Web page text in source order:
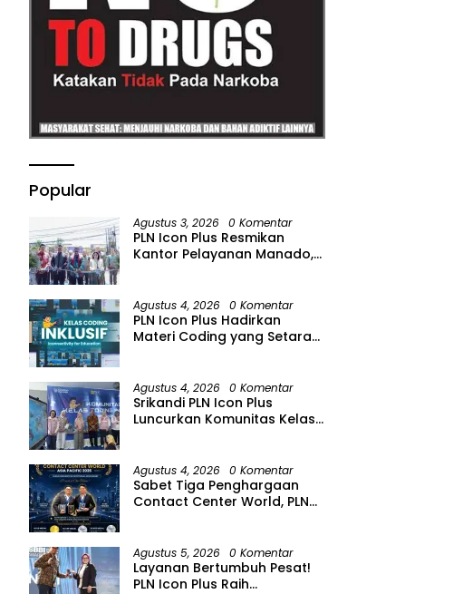
Popular
Agustus 3, 2026 0 Komentar
PLN Icon Plus Resmikan
Kantor Pelayanan Manado,
Agustus 4, 2026 0 Komentar
PLN Icon Plus Hadirkan
Materi Coding yang Setara
Agustus 4, 2026 0 Komentar
Srikandi PLN Icon Plus
Luncurkan Komunitas Kelas
Agustus 4, 2026 0 Komentar
Sabet Tiga Penghargaan
Contact Center World, PLN
Center ICONNET
Agustus 5, 2026 0 Komentar
Layanan Bertumbuh Pesat!
PLN Icon Plus Raih